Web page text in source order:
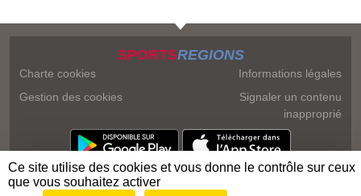
SPORTSREGIONS
Charte cookies
Gestion des cookies
Informations légales
Signaler un contenu
inapproprié
Ce site utilise des cookies et vous donne le contrôle sur ceux
que vous souhaitez activer